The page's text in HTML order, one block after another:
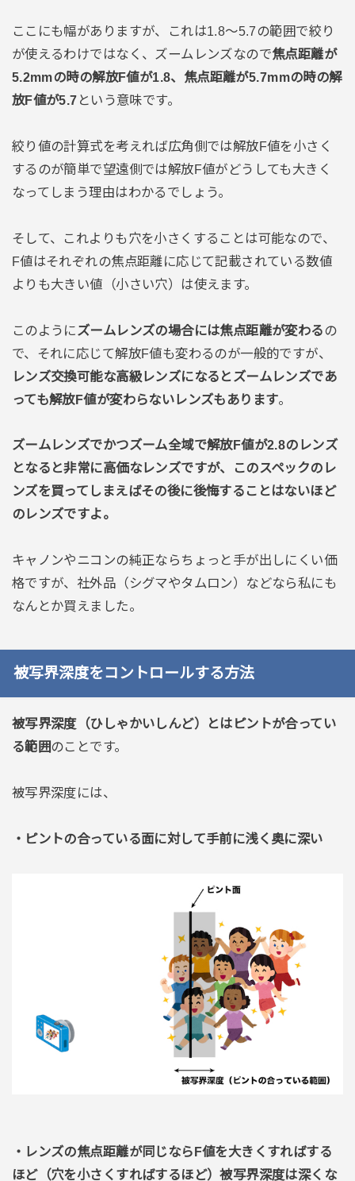
ここにも幅がありますが、これは1.8〜5.7の範囲で絞り
が使えるわけではなく、ズームレンズなので焦点距離が
5.2mmの時の解放F値が1.8、焦点距離が5.7mmの時の解
放F値が5.7 という意味です。
絞り値の計算式を考えれば広角側では解放F値を小さく
するのが簡単で望遠側では解放F値がどうしても大きく
なってしまう理由はわかるでしょう。
そして、これよりも穴を小さくすることは可能なので、
F値はそれぞれの焦点距離に応じて記載されている数値
よりも大きい値（小さい穴）は使えます。
このように ズームレンズの場合には焦点距離が変わる の
で、それに応じて解放F値も変わるのが一般的ですが、
レンズ交換可能な高級レンズになるとズームレンズであ
っても解放F値が変わらないレンズもあります。
ズームレンズでかつズーム全域で解放F値が2.8のレンズ
となると非常に高価なレンズですが、このスペックのレ
ンズを買ってしまえばその後に後悔することはないほど
のレンズですよ。
キャノンやニコンの純正ならちょっと手が出しにくい価
格ですが、社外品（シグマやタムロン）などなら私にも
なんとか買えました。
被写界深度をコントロールする方法
被写界深度（ひしゃかいしんど）とはピントが合ってい
る範囲 のことです。
被写界深度には、
・ピントの合っている面に対して手前に浅く奥に深い
・レンズの焦点距離が同じならF値を大きくすればする
ほど（穴を小さくすればするほど）被写界深度は深くな